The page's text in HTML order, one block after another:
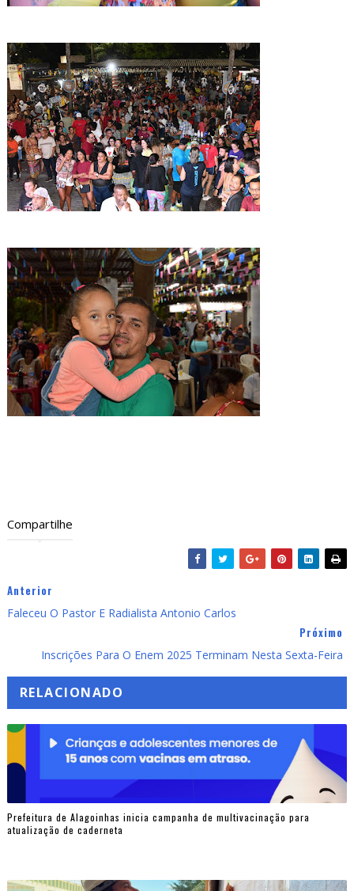
Compartilhe
Anterior
Faleceu O Pastor E Radialista Antonio Carlos
Próximo
Inscrições Para O Enem 2025 Terminam Nesta Sexta-Feira
RELACIONADO
Prefeitura de Alagoinhas inicia campanha de multivacinação para
atualização de caderneta